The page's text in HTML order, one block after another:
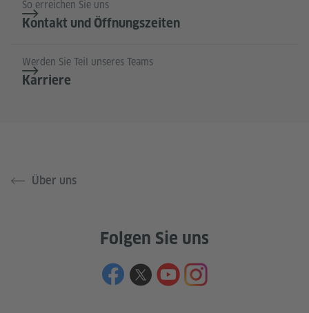
So erreichen Sie uns
Kontakt und Öffnungszeiten
Werden Sie Teil unseres Teams
Karriere
Über uns
Folgen Sie uns